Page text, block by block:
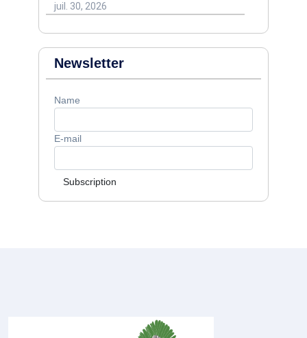
juil. 30, 2026
Newsletter
Name
E-mail
Subscription